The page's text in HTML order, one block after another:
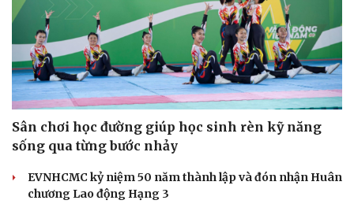
Văn hóa
Sân khấu - Điện ảnh
Âm nhạc
Di sản
Giải trí
Nghệ sĩ
Sao Việt
Sân chơi học đường giúp học sinh rèn kỹ năng
sống qua từng bước nhảy
EVNHCMC kỷ niệm 50 năm thành lập và đón nhận Huân
chương Lao động Hạng 3